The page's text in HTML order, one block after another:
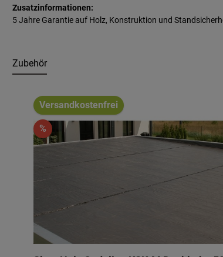
Zusatzinformationen:
5 Jahre Garantie auf Holz, Konstruktion und
Zubehör
Versandkostenfrei
%